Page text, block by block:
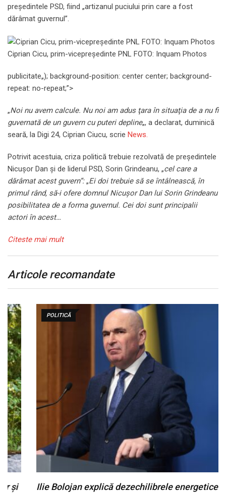
preşedintele PSD, fiind „artizanul puciului prin care a fost
dărâmat guvernul”.
Ciprian Cicu, prim-vicepreședinte PNL FOTO: Inquam Photos
publicitate„); background-position: center center; background-
repeat: no-repeat;”>
„Noi nu avem calcule. Nu noi am adus ţara în situaţia de a nu fi
guvernată de un guvern cu puteri depline„, a declarat, duminică
seară, la Digi 24, Ciprian Ciucu, scrie News.
Potrivit acestuia, criza politică trebuie rezolvată de preşedintele
Nicuşor Dan şi de liderul PSD, Sorin Grindeanu, „cel care a
dărâmat acest guvern”:„Ei doi trebuie să se întâlnească, în
primul rând, să-i ofere domnul Nicuşor Dan lui Sorin Grindeanu
posibilitatea de a forma guvernul. Cei doi sunt principalii
actori în acest…
Citeste mai mult
Articole recomandate
POLITICĂ
Ilie Bolojan explică dezechilibrele energetice din